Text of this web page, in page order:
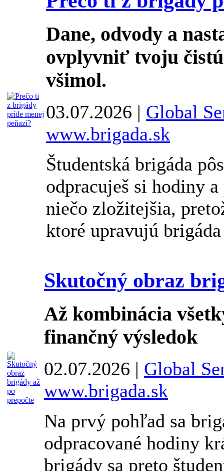
Dane, odvody a
ovplyvniť tvoju čistú
všimol.
03.07.2026 | Global
www.brigada.sk
Študentská brigáda
odpracuješ si hodiny
niečo zložitejšia,
ktoré upravujú
Skutočný obraz
Až kombinácia
finančný výsledok
02.07.2026 | Global
www.brigada.sk
Na prvý pohľad sa
odpracované hodiny
brigády sa preto